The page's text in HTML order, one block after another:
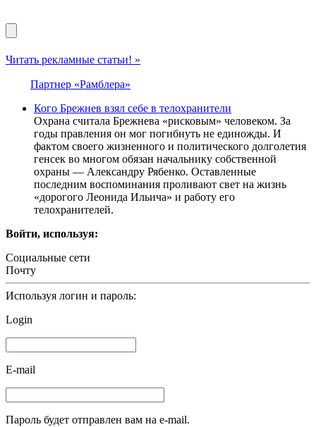
Читать рекламные статьи! »
Партнер «Рамблера»
Кого Брежнев взял себе в телохранители
Охрана считала Брежнева «рисковым» человеком. За
годы правления он мог погибнуть не единожды. И
фактом своего жизненного и политического долголетия
генсек во многом обязан начальнику собственной
охраны — Александру Рябенко. Оставленные
последним воспоминания проливают свет на жизнь
«дорогого Леонида Ильича» и работу его
телохранителей.
Войти, используя:
Социальные сети
Почту
Используя логин и пароль:
Login
E-mail
Пароль будет отправлен вам на e-mail.